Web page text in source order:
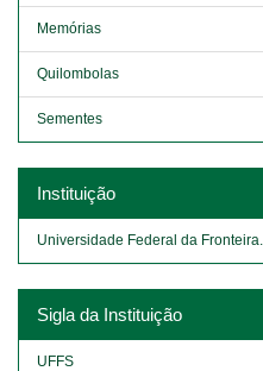
Memórias
Quilombolas
Sementes
Instituição
Universidade Federal da Fronteira...
Sigla da Instituição
UFFS